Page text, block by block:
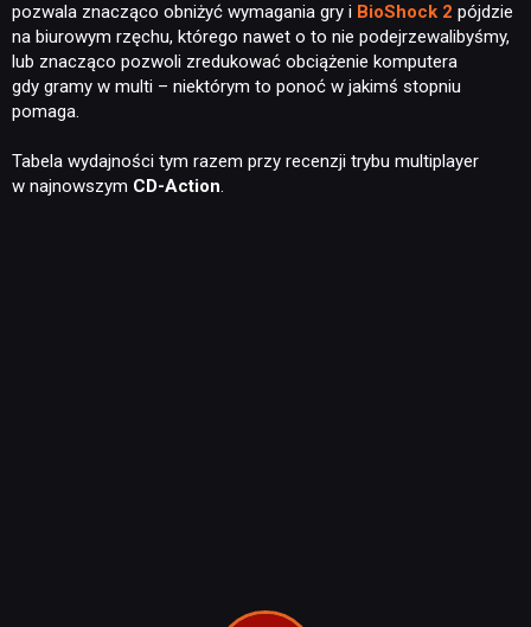
pozwala znacząco obniżyć wymagania gry i BioShock 2 pójdzie
na biurowym rzęchu, którego nawet o to nie podejrzewalibyśmy,
lub znacząco pozwoli zredukować obciążenie komputera
gdy gramy w multi – niektórym to ponoć w jakimś stopniu
pomaga.
Tabela wydajności tym razem przy recenzji trybu multiplayer
w najnowszym CD-Action.